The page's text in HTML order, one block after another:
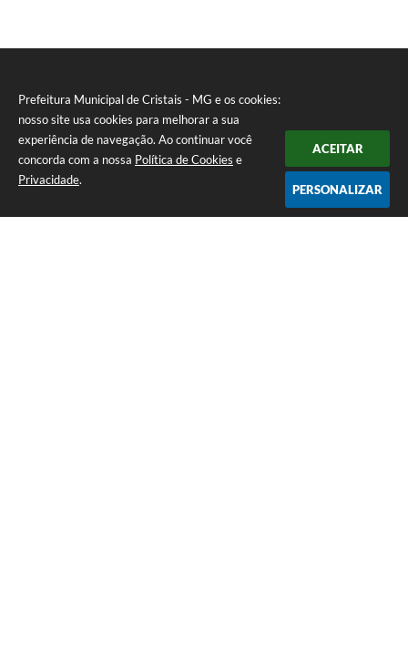
Prefeitura Municipal de Cristais - MG e os cookies:
nosso site usa cookies para melhorar a sua
experiência de navegação. Ao continuar você
concorda com a nossa Política de Cookies e
Privacidade.
ACEITAR
PERSONALIZAR